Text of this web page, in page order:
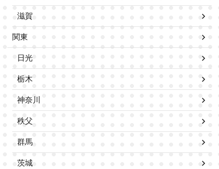
滋賀
関東
日光
栃木
神奈川
秩父
群馬
茨城